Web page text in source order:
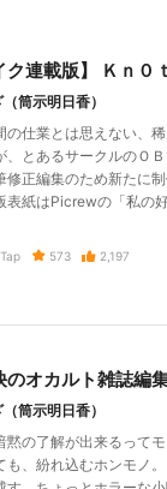
ク連載版】 Ｋｎ
筒示明日香）
の仕業とは思えない、
、とあるサークルのＯ
修正編集のため新たに
表紙はPicrewの「私の
Tap 573
2,197
のオカルト雑誌編
筒示明日香）
黙の了解が出来るって
も、紛れ込むホンモノ